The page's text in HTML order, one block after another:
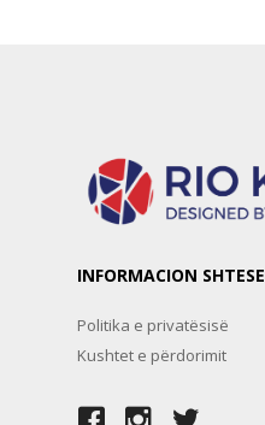
INFORMACION SHTESE
Politika e privatësisë
Kushtet e përdorimit